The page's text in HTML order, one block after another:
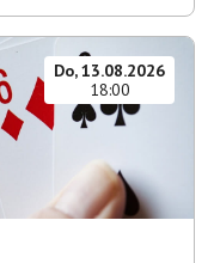
Do, 13.08.2026
18:00